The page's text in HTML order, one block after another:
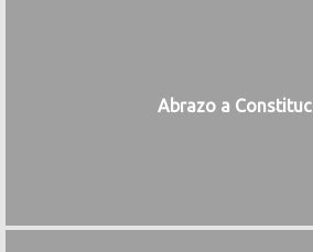
Abrazo a